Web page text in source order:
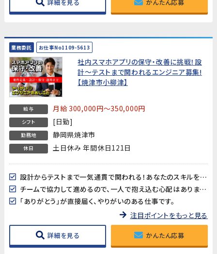
詳細を見る かんたん応募
業務委託 お仕事No1109-5613
社内スマホアプリの保守・改善に挑戦！設
計～テストまで関われるエンジニア募集!
【焼津市小柳津】
給与 月給 300,000円～350,000円
シフト [日勤]
勤務地 静岡県焼津市
休日 土日休み 年間休日121日
設計からテストまで一気通貫で関われる！あなたのスキルをフルに活かせます。
チームで協力して進めるので、一人で抱え込む心配はありません。
「ありがとう」が直接届く、やりがいのある仕事です。
注目ポイントをもっと見る
詳細を見る かんたん応募